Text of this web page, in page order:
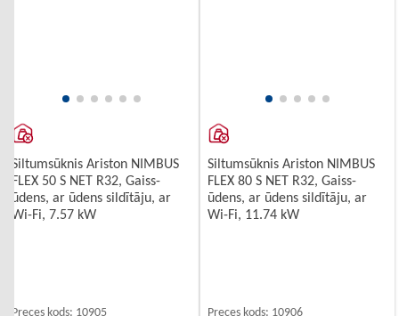
Siltumsūknis Ariston NIMBUS
FLEX 50 S NET R32, Gaiss-
ūdens, ar ūdens sildītāju, ar
Wi-Fi, 7.57 kW
Preces kods: 10905
Siltumsūknis Ariston NIMBUS
FLEX 80 S NET R32, Gaiss-
ūdens, ar ūdens sildītāju, ar
Wi-Fi, 11.74 kW
Preces kods: 10906